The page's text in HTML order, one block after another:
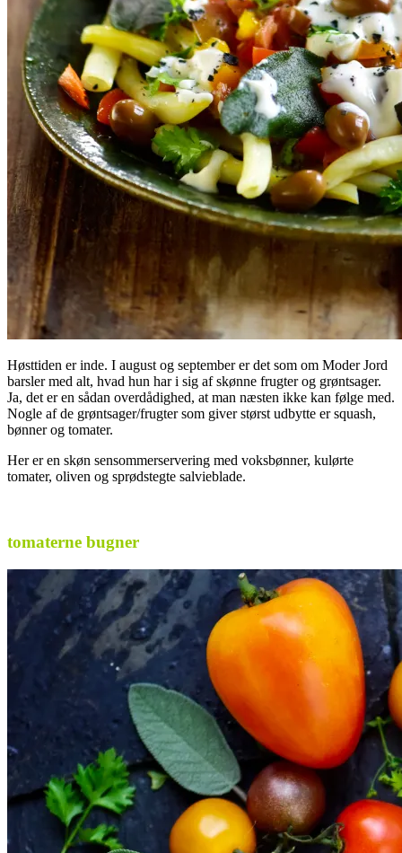
Høsttiden er inde. I august og september er det som om Moder Jord
barsler med alt, hvad hun har i sig af skønne frugter og grøntsager.
Ja, det er en sådan overdådighed, at man næsten ikke kan følge med.
Nogle af de grøntsager/frugter som giver størst udbytte er squash,
bønner og tomater.
Her er en skøn sensommerservering med voksbønner, kulørte
tomater, oliven og sprødstegte salvieblade.
tomaterne bugner